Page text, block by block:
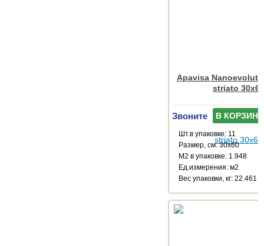
Apavisa
striato 30x60
Звоните В КОРЗИНУ
Шт.в упаковке: 11
Размер, см: 30x60
М2 в упаковке: 1.948
Ед.измерения: м2
Веc упаковки, кг: 22.461